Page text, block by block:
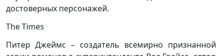
достоверных персонажей.
The Times
Питер Джеймс – создатель всемирно признанной